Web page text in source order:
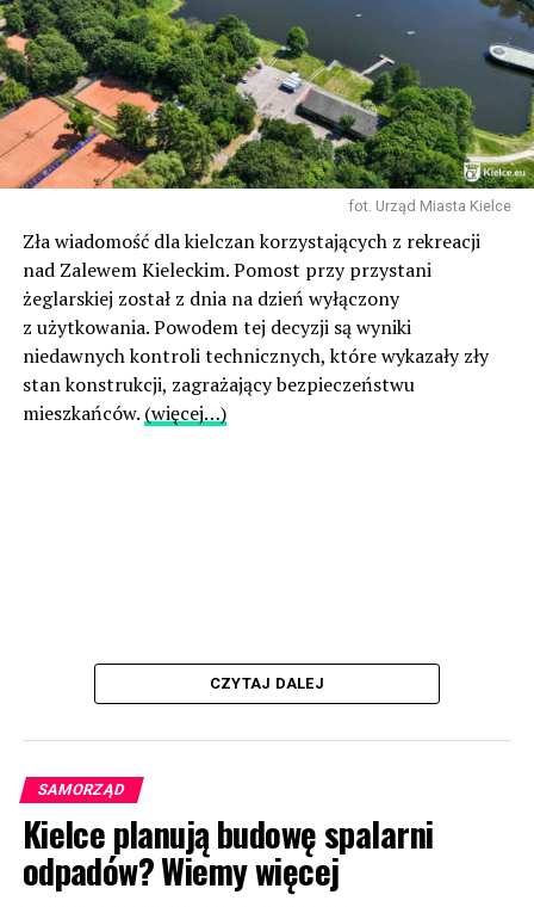
fot. Urząd Miasta Kielce
Zła wiadomość dla kielczan korzystających z rekreacji
nad Zalewem Kieleckim. Pomost przy przystani
żeglarskiej został z dnia na dzień wyłączony
z użytkowania. Powodem tej decyzji są wyniki
niedawnych kontroli technicznych, które wykazały zły
stan konstrukcji, zagrażający bezpieczeństwu
mieszkańców. (więcej…)
CZYTAJ DALEJ
SAMORZĄD
Kielce planują budowę spalarni
odpadów? Wiemy więcej